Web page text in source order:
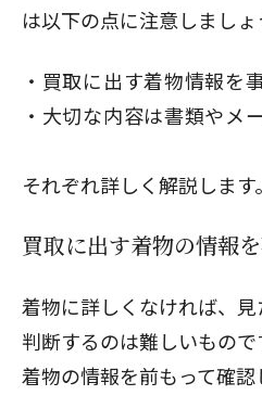
は以下の点に注意しましょ
買取に出す着物情報を
大切な内容は書類やメ
それぞれ詳しく解説します。
買取に出す着物の情報
着物に詳しくなければ、
判断するのは難しいもので
着物の情報を前もって確認